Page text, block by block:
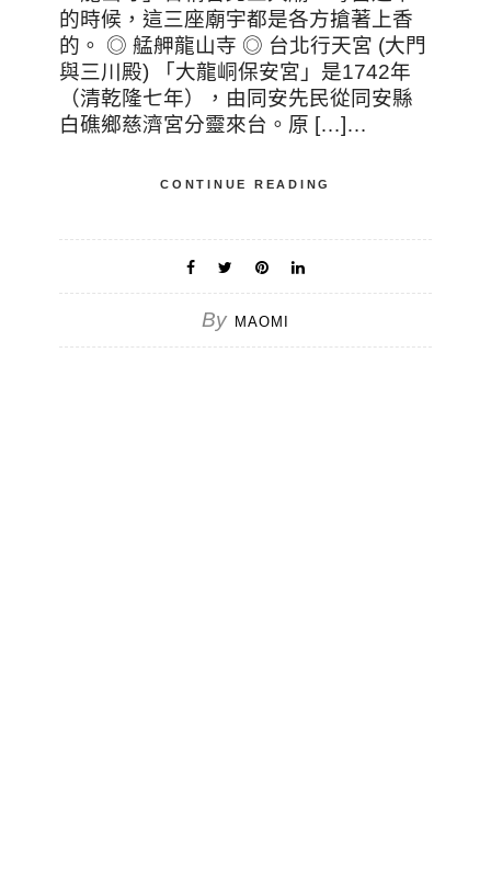
的時候，這三座廟宇都是各方搶著上香
的。 ◎ 艋舺龍山寺 ◎ 台北行天宮 (大門
與三川殿) 「大龍峒保安宮」是1742年
（清乾隆七年），由同安先民從同安縣
白礁鄉慈濟宮分靈來台。原 […]…
CONTINUE READING
By MAOMI